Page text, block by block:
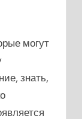
могут
знать,